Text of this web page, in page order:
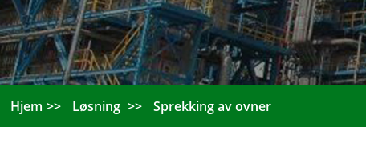
Hjem Løsning Sprekking av ovner